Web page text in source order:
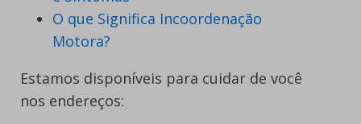
O que Significa Incoordenação
Motora?
Estamos disponíveis para cuidar de você
nos endereços: